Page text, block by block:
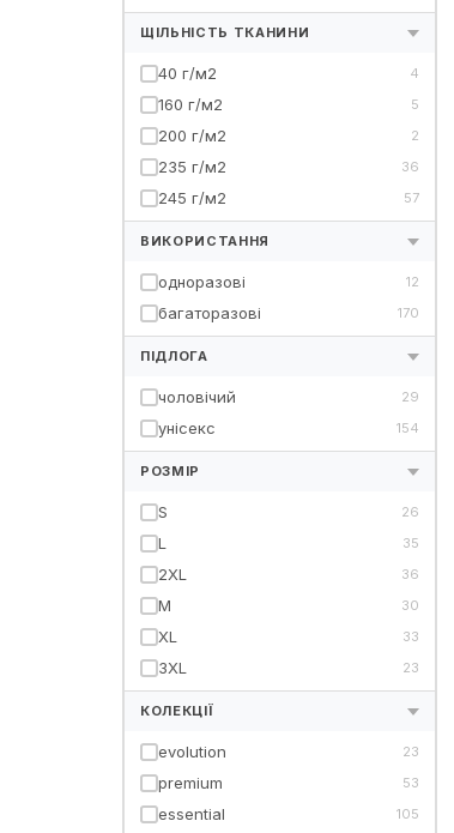
ЩІЛЬНІСТЬ ТКАНИНИ
40 г/м2 4
160 г/м2 5
200 г/м2 2
235 г/м2 36
245 г/м2 57
ВИКОРИСТАННЯ
одноразові 12
багаторазові 170
ПІДЛОГА
чоловічий 29
унісекс 154
РОЗМІР
S 26
L 35
2XL 36
M 30
XL 33
3XL 23
КОЛЕКЦІЇ
evolution 23
premium 53
essential 105